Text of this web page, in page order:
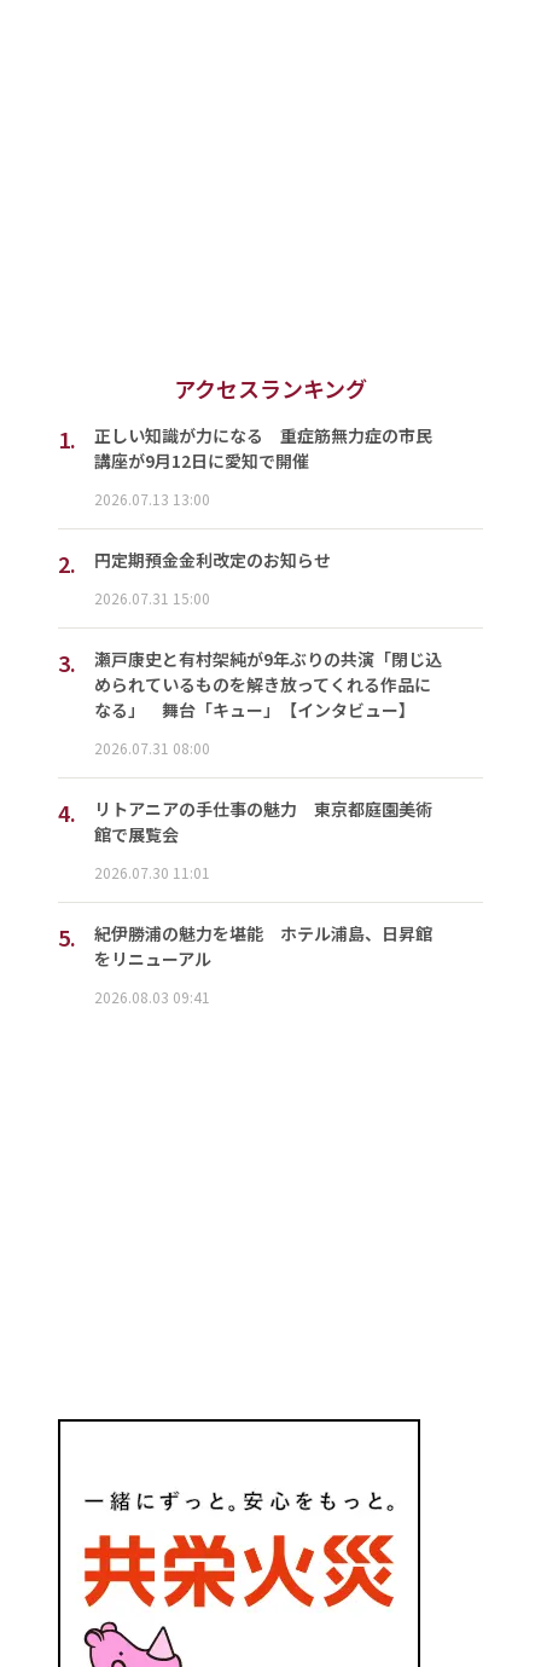
アクセスランキング
1.
正しい知識が力になる 重症筋無力症の市民
講座が9月12日に愛知で開催
2026.07.13 13:00
2. 円定期預金金利改定のお知らせ
2026.07.31 15:00
3.
瀬戸康史と有村架純が9年ぶりの共演「閉じ込
められているものを解き放ってくれる作品に
なる」 舞台「キュー」【インタビュー】
2026.07.31 08:00
4.
リトアニアの手仕事の魅力 東京都庭園美術
館で展覧会
2026.07.30 11:01
5.
紀伊勝浦の魅力を堪能 ホテル浦島、日昇館
をリニューアル
2026.08.03 09:41